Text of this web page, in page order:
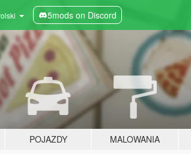
5mods on Discord
POJAZDY MALOWANIA